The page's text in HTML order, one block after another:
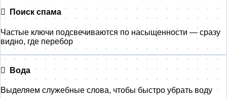
Поиск спама
Частые ключи подсвечиваются по насыщенности — сразу
видно, где перебор
Вода
Выделяем служебные слова, чтобы быстро убрать воду